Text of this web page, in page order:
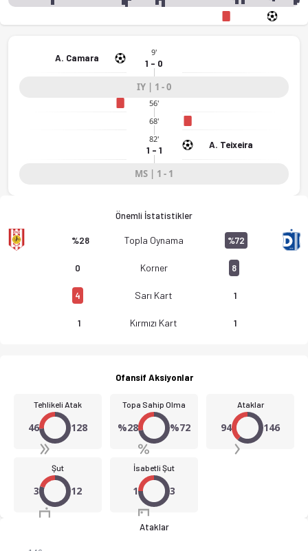
A. Camara
9'
1 - 0
IY | 1 - 0
56'
68'
82'
1 - 1 A. Teixeira
MS | 1 - 1
Önemli İstatistikler
%28 Topla Oynama %72
0 Korner 8
4 Sarı Kart 1
1 Kırmızı Kart 1
Ofansif Aksiyonlar
Tehlikeli Atak
46 128
Topa Sahip Olma
%28 %72
Ataklar
94 146
Şut
3 12
İsabetli Şut
1 3
Ataklar